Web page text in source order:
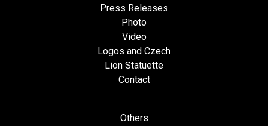
Press Releases
Photo
Video
Logos and Czech
Lion Statuette
Contact
Others